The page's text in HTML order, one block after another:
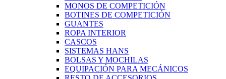
MONOS DE COMPETICIÓN
BOTINES DE COMPETICIÓN
GUANTES
ROPA INTERIOR
CASCOS
SISTEMAS HANS
BOLSAS Y MOCHILAS
EQUIPACIÓN PARA MECÁNICOS